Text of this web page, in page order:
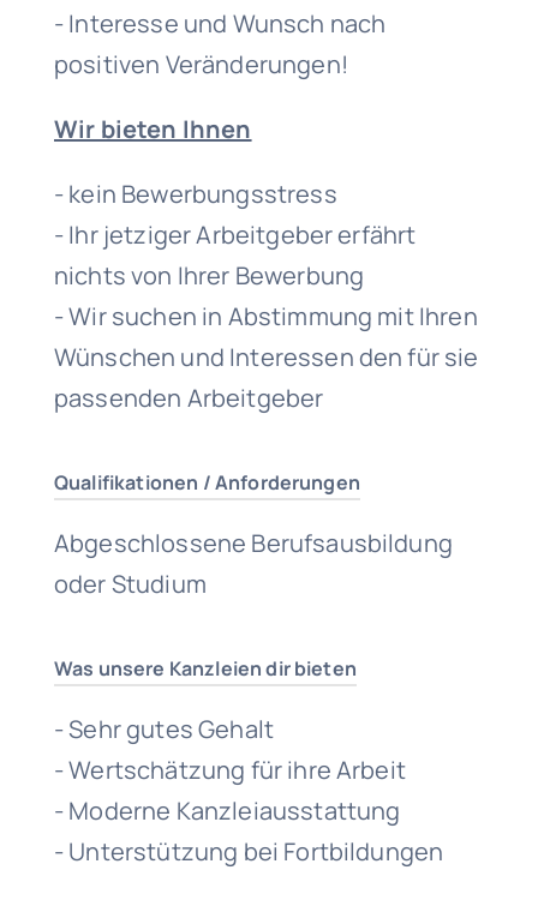
- Interesse und Wunsch nach
positiven Veränderungen!
Wir bieten Ihnen
- kein Bewerbungsstress
- Ihr jetziger Arbeitgeber erfährt
nichts von Ihrer Bewerbung
- Wir suchen in Abstimmung mit Ihren
Wünschen und Interessen den für sie
passenden Arbeitgeber
Qualifikationen / Anforderungen
Abgeschlossene Berufsausbildung
oder Studium
Was unsere Kanzleien dir bieten
- Sehr gutes Gehalt
- Wertschätzung für ihre Arbeit
- Moderne Kanzleiausstattung
- Unterstützung bei Fortbildungen